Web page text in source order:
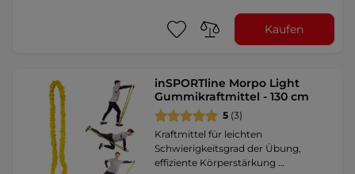
Kaufen
inSPORTline Morpo Light
Gummikraftmittel - 130 cm
5 (3)
Kraftmittel für leichten
Schwierigkeitsgrad der Übung,
effiziente Körperstärkung …